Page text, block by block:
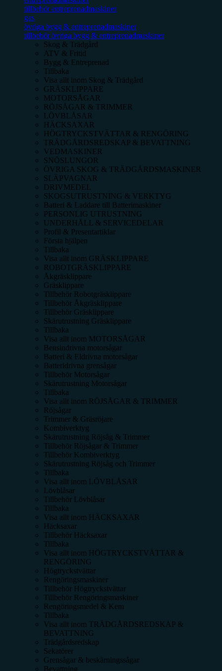
tillbehör entreprenadmaskiner
gas
övriga bygg & entreprenadmaskiner
tillbehör övriga bygg & entreprenadmaskiner
Skog & Trädgård
ATV & Fritid
Bygg & Entreprenad
Tillbaka
Visa allt inom Skog & Trädgård
GRÄSKLIPPARE
MOTORSÅGAR
RÖJSÅGAR & TRIMMER
LÖVBLÅSAR
HÄCKSAXAR
HÖGTRYCKSTVÄTTAR & RENGÖRING
TRÄDGÅRDSREDSKAP & BEVATTNING
VEDMASKINER
SNÖSLUNGOR
ÖVRIGA SKOG & TRÄDGÅRDSMASKINER
SLÄPVAGNAR
DRIVMEDEL
SKOGSUTRUSTNING & VERKTYG
Batteri & Laddare till Batterimaskiner
PERSONLIG UTRUSTNING
UNDERHÅLL & SERVICEDELAR
Profil & Presentartiklar
Första hjälpen
Tillbaka
Visa allt inom GRÄSKLIPPARE
ROBOTGRÄSKLIPPARE
Åkgräsklippare
Gräsklippare
Tillbehör Robotgräsklippare
Tillbehör Åkgräsklippare
Tillbehör Gräsklippare
Skärutrustning Gräsklippare
Tillbaka
Visa allt inom MOTORSÅGAR
Bensindrivna motorsågar
Batteri & Eldrivna motorsågar
Batteridrivna grensågar
Tillbehör Motorsågar
Skärutrustning Motorsågar
Tillbaka
Visa allt inom RÖJSÅGAR & TRIMMER
Röjsågar
Trimmer & Gräsröjare
Kombiverktyg
Skärutrustning Röjsåg & Trimmer
Tillbehör Röjsågar & Trimmer
Tillbehör Kombiverktyg
Skärutrustning Röjsåg och Trimmer
Tillbaka
Visa allt inom LÖVBLÅSAR
Lövblåsar
Tillbehör Lövblåsar
Tillbaka
Visa allt inom HÄCKSAXAR
Häcksaxar
Tillbehör Häcksaxar
Tillbaka
Visa allt inom HÖGTRYCKSTVÄTTAR &
RENGÖRING
Högtryckstvättar
Rengöringsmaskiner
Tillbehör Högtryckstvättar
Tillbehör Rengöringsmaskiner
Rengöringsmedel & Kem
Tillbaka
Visa allt inom TRÄDGÅRDSREDSKAP &
BEVATTNING
Trädgårdsredskap
Sekatörer
Grensågar & beskärningssågar
Bevattning